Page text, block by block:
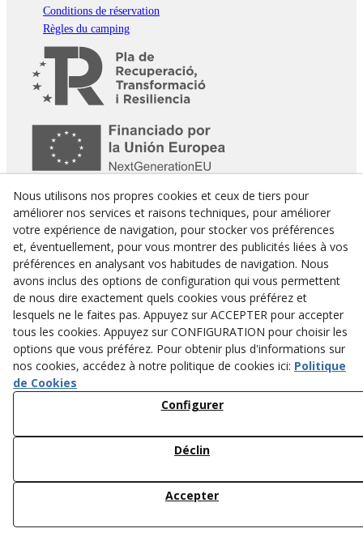
Conditions de réservation
Règles du camping
Actuació del Programa de Desenvolupament Rural de Catalunya 2014-2020,
cofinançada per:
© 08/2026 Camping la borda del Pubill - Tous droits réservés.
Nous utilisons nos propres cookies et ceux de tiers pour
améliorer nos services et raisons techniques, pour améliorer
votre expérience de navigation, pour stocker vos préférences
et, éventuellement, pour vous montrer des publicités liées à vos
préférences en analysant vos habitudes de navigation. Nous
avons inclus des options de configuration qui vous permettent
de nous dire exactement quels cookies vous préférez et
lesquels ne le faites pas. Appuyez sur ACCEPTER pour accepter
tous les cookies. Appuyez sur CONFIGURATION pour choisir les
options que vous préférez. Pour obtenir plus d'informations sur
nos cookies, accédez à notre politique de cookies ici: Politique
de Cookies
Configurer
Déclin
Accepter